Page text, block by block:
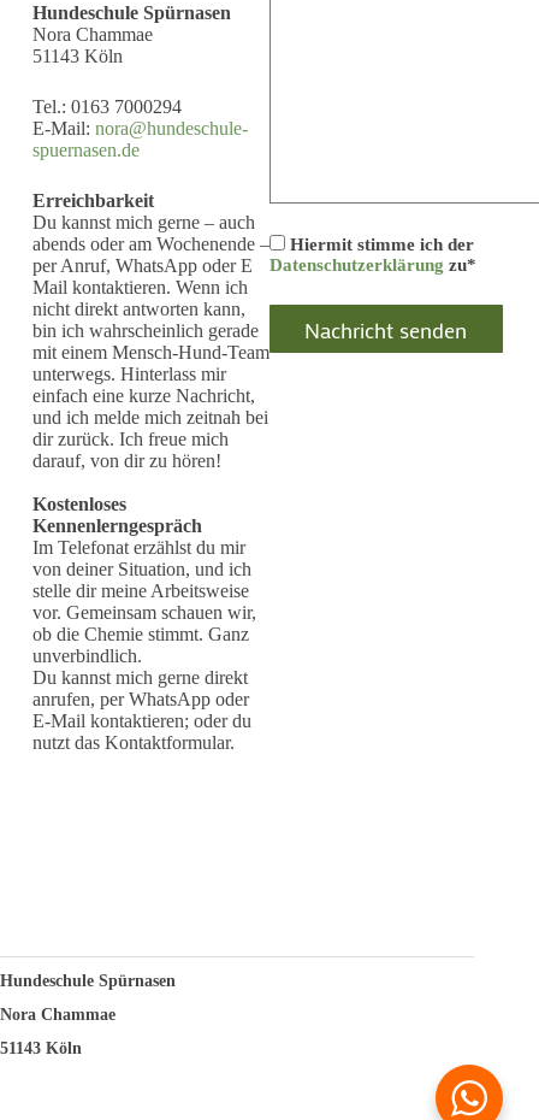
Hundeschule Spürnasen
Nora Chammae
51143 Köln
Tel.: 0163 7000294
E-Mail: nora@hundeschule-
spuernasen.de
Erreichbarkeit
Du kannst mich gerne – auch
abends oder am Wochenende –
per Anruf, WhatsApp oder E
Mail kontaktieren. Wenn ich
nicht direkt antworten kann,
bin ich wahrscheinlich gerade
mit einem Mensch-Hund-Team
unterwegs. Hinterlass mir
einfach eine kurze Nachricht,
und ich melde mich zeitnah bei
dir zurück. Ich freue mich
darauf, von dir zu hören!
Kostenloses
Kennenlerngespräch
Im Telefonat erzählst du mir
von deiner Situation, und ich
stelle dir meine Arbeitsweise
vor. Gemeinsam schauen wir,
ob die Chemie stimmt. Ganz
unverbindlich.
Du kannst mich gerne direkt
anrufen, per WhatsApp oder
E-Mail kontaktieren; oder du
nutzt das Kontaktformular.
Hiermit stimme ich der
Datenschutzerklärung zu*
Hundeschule Spürnasen
Nora Chammae
51143 Köln